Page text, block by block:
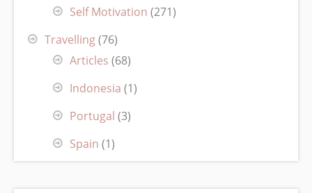
Self Motivation (271)
Travelling(76)
Articles (68)
Indonesia (1)
Portugal (3)
Spain (1)